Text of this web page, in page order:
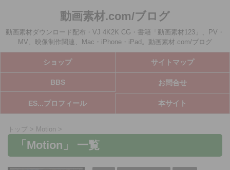
動画素材.com/ブログ
動画素材ダウンロード配布・VJ 4K2K CG・書籍「動画素材123」、PV・
MV、映像制作関連、Mac・iPhone・iPad。動画素材.com/ブログ
ショップ サイトマップ
BBS お問合せ
ES...プロフィール 本サイト
トップ > Motion >
「Motion」 一覧